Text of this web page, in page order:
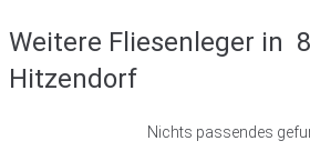
Weitere Fliesenleger in
Hitzendorf
Nichts passendes